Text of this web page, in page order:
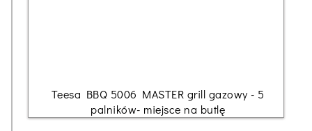
Teesa BBQ 5006 MASTER grill gazowy - 5
palników- miejsce na butlę